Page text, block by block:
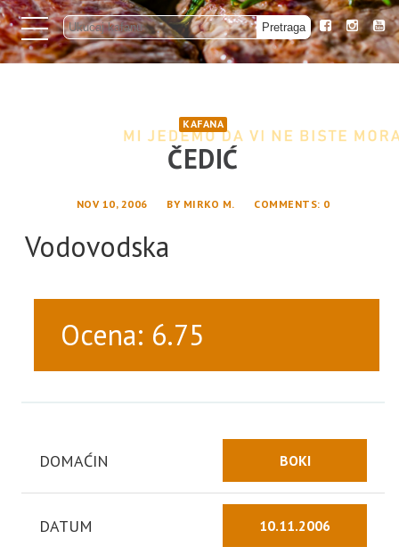
KAFANA
ČEDIĆ
NOV 10, 2006 BY MIRKO M. COMMENTS: 0
Vodovodska
Ocena: 6.75
DOMAĆIN BOKI
DATUM 10.11.2006